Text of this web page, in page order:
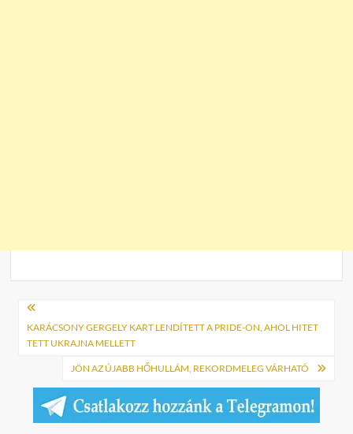
Bejegyzés
navigáció
KARÁCSONY GERGELY KART LENDÍTETT A PRIDE-ON, AHOL HITET
TETT UKRAJNA MELLETT
JÖN AZ ÚJABB HŐHULLÁM, REKORDMELEG VÁRHATÓ